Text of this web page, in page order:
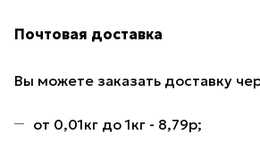
Почтовая доставка
Вы можете заказать доставку
от 0,01кг до 1кг - 8,79р;